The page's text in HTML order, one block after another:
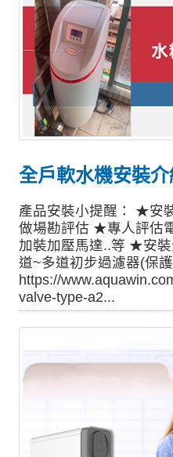
全戶軟水機安裝介
產品安裝小提醒： ★安
做場勘評估 ★專人評估
加裝加壓馬達..等 ★安
道~多道初步過濾器(保
https://
valve-type-a2...